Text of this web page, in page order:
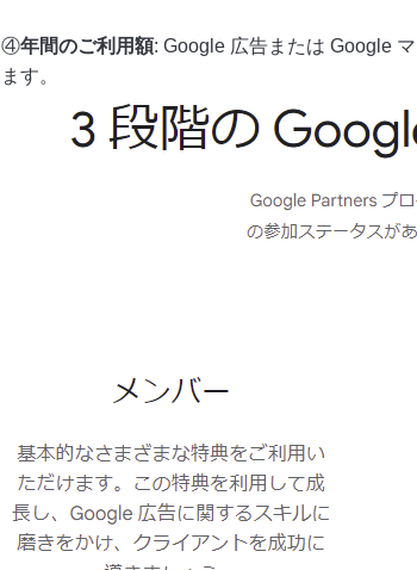
④年間のご利用額: Google 広告または Google
ます。